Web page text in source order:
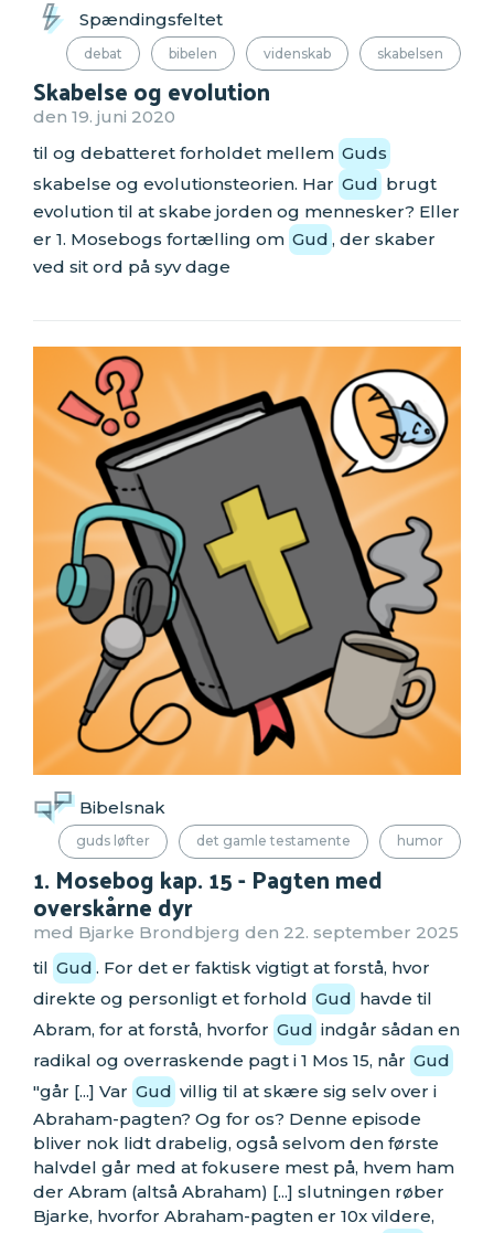
Spændingsfeltet
debat bibelen videnskab skabelsen
Skabelse og evolution
den 19. juni 2020
til og debatteret forholdet mellem Guds
skabelse og evolutionsteorien. Har Gud brugt
evolution til at skabe jorden og mennesker? Eller
er 1. Mosebogs fortælling om Gud , der skaber
ved sit ord på syv dage
Bibelsnak
guds løfter det gamle testamente humor
1. Mosebog kap. 15 - Pagten med
overskårne dyr
med Bjarke Brondbjerg den 22. september 2025
til Gud . For det er faktisk vigtigt at forstå, hvor
direkte og personligt et forhold Gud havde til
Abram, for at forstå, hvorfor Gud indgår sådan en
radikal og overraskende pagt i 1 Mos 15, når Gud
"går [...] Var Gud villig til at skære sig selv over i
Abraham-pagten? Og for os? Denne episode
bliver nok lidt drabelig, også selvom den første
halvdel går med at fokusere mest på, hvem ham
der Abram (altså Abraham) [...] slutningen røber
Bjarke, hvorfor Abraham-pagten er 10x vildere,